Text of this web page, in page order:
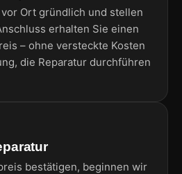
Ort gründlich und stellen
erhalten Sie einen
– ohne versteckte Kosten
die Reparatur durchführen
bestätigen, beginnen wir